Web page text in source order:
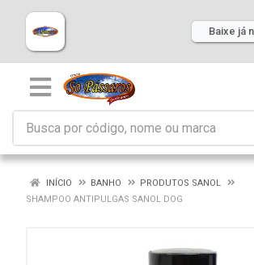
Baixe já
INÍCIO BANHO
PRODUTOS SANOL
SHAMPOO ANTIPULGAS SANOL DOG